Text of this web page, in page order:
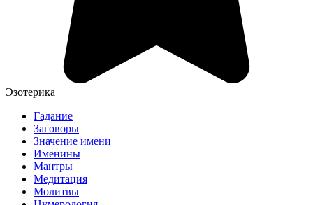
Эзотерика
Гадание
Заговоры
Значение имени
Именины
Мантры
Медитация
Молитвы